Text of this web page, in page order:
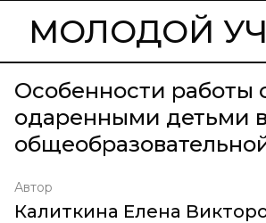
МОЛОДОЙ
Особенности работы
одаренными детьми
Автор
Калиткина Елена